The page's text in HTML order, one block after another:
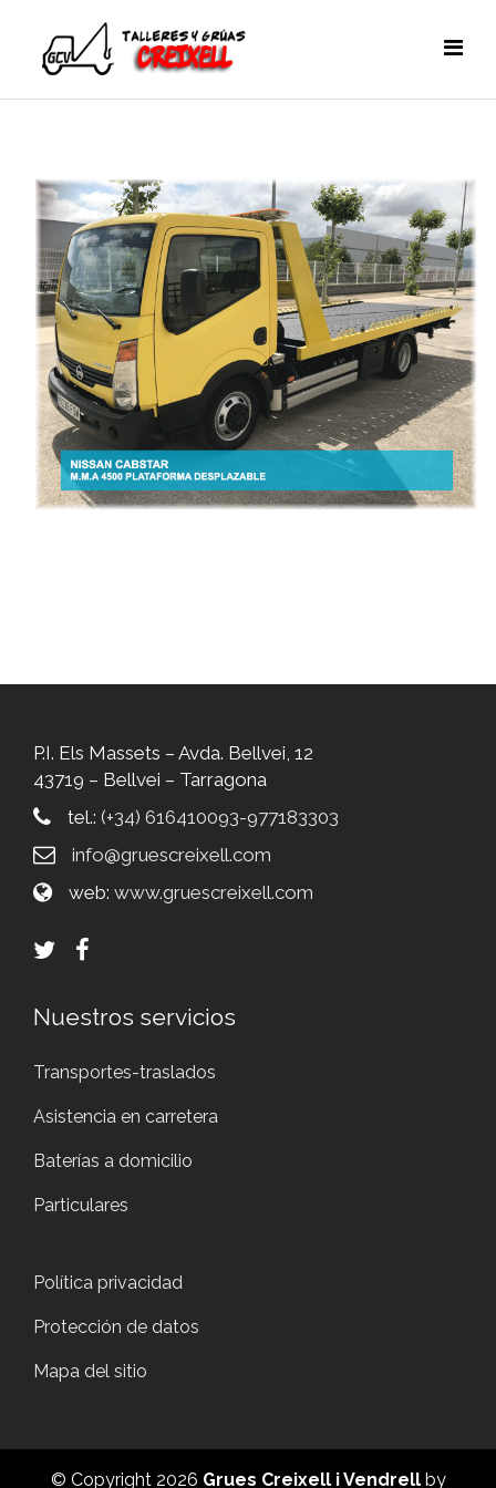
P.I. Els Massets – Avda. Bellvei, 12
43719 – Bellvei – Tarragona
tel.: (+34) 616410093-977183303
info@gruescreixell.com
web: www.gruescreixell.com
Nuestros servicios
Transportes-traslados
Asistencia en carretera
Baterías a domicilio
Particulares
Política privacidad
Protección de datos
Mapa del sitio
© Copyright 2026 Grues Creixell i Vendrellby